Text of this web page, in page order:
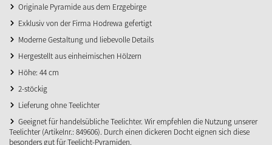
Originale Pyramide aus dem Erzgebirge
Exklusiv von der Firma Hodrewa gefertigt
Moderne Gestaltung und liebevolle Details
Hergestellt aus einheimischen Hölzern
Höhe: 44 cm
2-stöckig
Lieferung ohne Teelichter
Geeignet für handelsübliche Teelichter. Wir empfehlen die Nutzung unserer
Teelichter (Artikelnr.: 849606). Durch einen dickeren Docht eignen sich diese
besonders gut für Teelicht-Pyramiden.